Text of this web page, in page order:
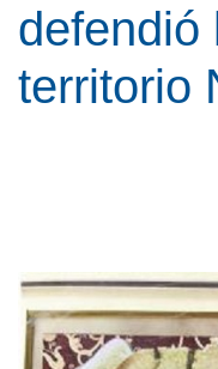
defendió
territorio